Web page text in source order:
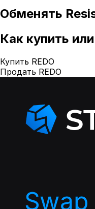
Обменять
Как купить
Купить REDO
Продать REDO